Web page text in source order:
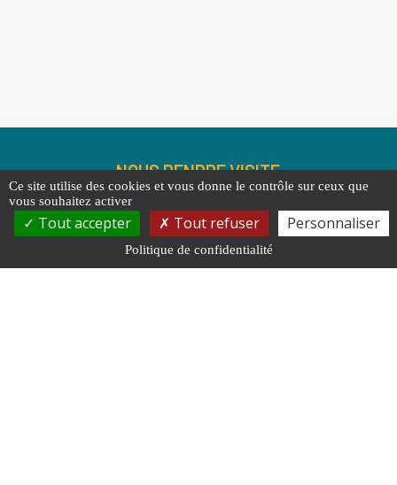
NOUS RENDRE VISITE
70000 Vesoul
NOUS CONTACTER
Ce site utilise des cookies et vous donne le contrôle sur ceux que
vous souhaitez activer
Tout accepter Tout refuser Personnaliser
Politique de confidentialité